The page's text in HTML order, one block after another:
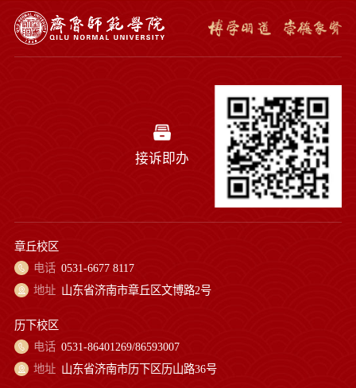
接诉即办
章丘校区
电话 0531-6677 8117
地址 山东省济南市章丘区文博路2号
历下校区
电话 0531-86401269/86593007
地址 山东省济南市历下区历山路36号